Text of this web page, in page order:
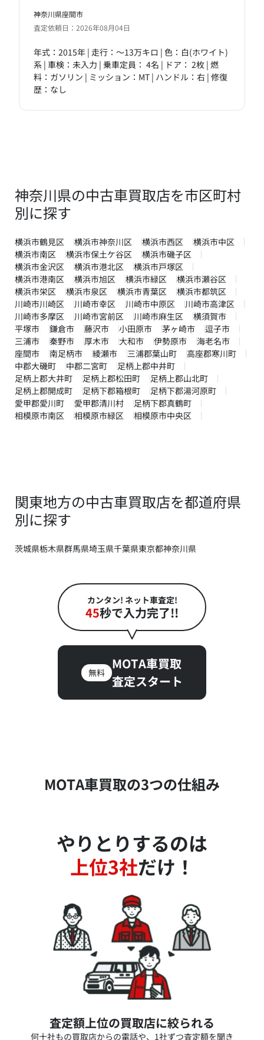
神奈川県座間市
査定依頼日：2026年08月04日
年式：2015年 | 走行：～13万キロ | 色：白(ホワイト)
系 | 車検：未入力 | 乗車定員： 4名 | ドア： 2枚 | 燃
料：ガソリン | ミッション：MT | ハンドル：右 | 修復
歴：なし
神奈川県の中古車買取店を市区町村
別に探す
横浜市鶴見区 横浜市神奈川区 横浜市西区
横浜市中区
横浜市南区
横浜市保土ケ谷区
横浜市磯子区
横浜市金沢区
横浜市港北区
横浜市戸塚区
横浜市港南区
横浜市旭区 横浜市緑区
横浜市瀬谷区
横浜市栄区
横浜市泉区 横浜市青葉区
横浜市都筑区
川崎市川崎区
川崎市幸区 川崎市中原区
川崎市高津区
川崎市多摩区
川崎市宮前区 川崎市麻生区
横須賀市
平塚市
鎌倉市 藤沢市 小田原市 茅ヶ崎市
逗子市
三浦市
秦野市 厚木市 大和市 伊勢原市
海老名市
座間市
南足柄市 綾瀬市 三浦郡葉山町
高座郡寒川町
中郡大磯町
中郡二宮町
足柄上郡中井町
足柄上郡大井町
足柄上郡松田町
足柄上郡山北町
足柄上郡開成町
足柄下郡箱根町
足柄下郡湯河原町
愛甲郡愛川町
愛甲郡清川村
足柄下郡真鶴町
相模原市南区
相模原市緑区 相模原市中央区
関東地方の中古車買取店を都道府県
別に探す
茨城県栃木県群馬県埼玉県千葉県東京都神奈川県
カンタン! ネット車査定!
45秒で入力完了!!
無料
MOTA車買取
査定スタート
MOTA車買取の3つの仕組み
やりとりするのは
上位3社だけ！
査定額上位の買取店に絞られる
何十社もの買取店からの電話や、1社ずつ査定額を聞き